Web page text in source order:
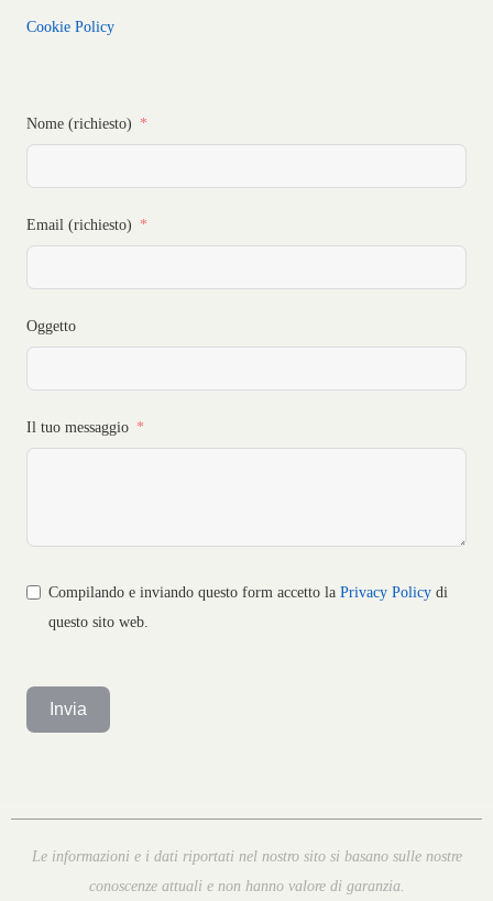
Cookie Policy
Nome (richiesto)
Email (richiesto)
Oggetto
Il tuo messaggio
Compilando e inviando questo form accetto laPrivacy Policy di
questo sito web.
Invia
Le informazioni e i dati riportati nel nostro sito si basano sulle nostre
conoscenze attuali e non hanno valore di garanzia.